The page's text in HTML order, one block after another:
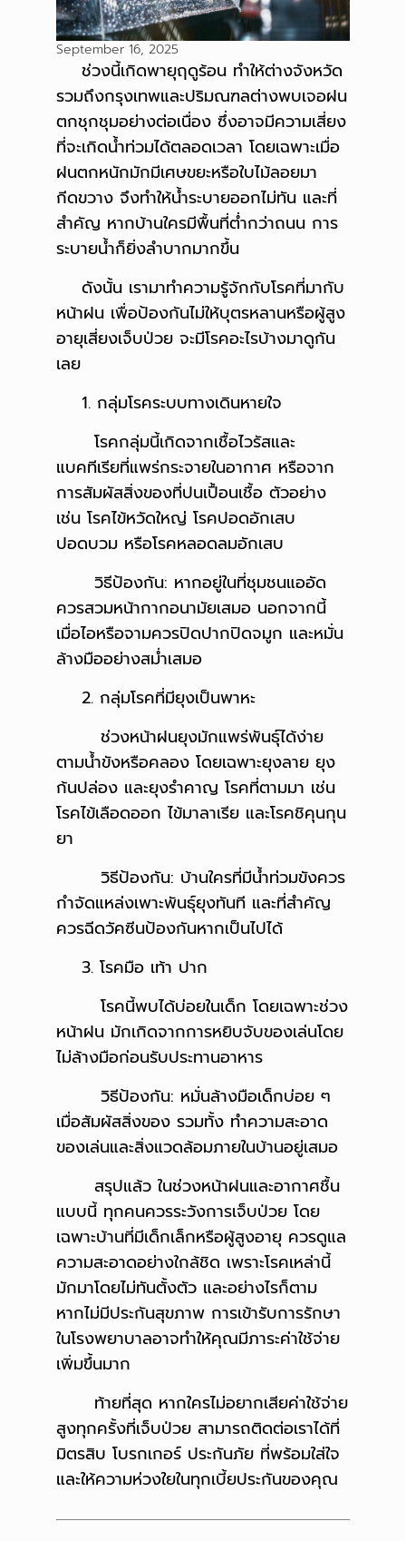
September 16, 2025
ช่วงนี้เกิดพายุฤดูร้อน ทำให้ต่างจังหวัด
รวมถึงกรุงเทพและปริมณฑลต่างพบเจอฝน
ตกชุกชุมอย่างต่อเนื่อง ซึ่งอาจมีความเสี่ยง
ที่จะเกิดน้ำท่วมได้ตลอดเวลา โดยเฉพาะเมื่อ
ฝนตกหนักมักมีเศษขยะหรือใบไม้ลอยมา
กีดขวาง จึงทำให้น้ำระบายออกไม่ทัน และที่
สำคัญ หากบ้านใครมีพื้นที่ต่ำกว่าถนน การ
ระบายน้ำก็ยิ่งลำบากมากขึ้น
ดังนั้น เรามาทำความรู้จักกับโรคที่มากับ
หน้าฝน เพื่อป้องกันไม่ให้บุตรหลานหรือผู้สูง
อายุเสี่ยงเจ็บป่วย จะมีโรคอะไรบ้างมาดูกัน
เลย
1. กลุ่มโรคระบบทางเดินหายใจ
โรคกลุ่มนี้เกิดจากเชื้อไวรัสและ
แบคทีเรียที่แพร่กระจายในอากาศ หรือจาก
การสัมผัสสิ่งของที่ปนเปื้อนเชื้อ ตัวอย่าง
เช่น โรคไข้หวัดใหญ่ โรคปอดอักเสบ
ปอดบวม หรือโรคหลอดลมอักเสบ
วิธีป้องกัน: หากอยู่ในที่ชุมชนแออัด
ควรสวมหน้ากากอนามัยเสมอ นอกจากนี้
เมื่อไอหรือจามควรปิดปากปิดจมูก และหมั่น
ล้างมืออย่างสม่ำเสมอ
2. กลุ่มโรคที่มียุงเป็นพาหะ
ช่วงหน้าฝนยุงมักแพร่พันธุ์ได้ง่าย
ตามน้ำขังหรือคลอง โดยเฉพาะยุงลาย ยุง
ก้นปล่อง และยุงรำคาญ โรคที่ตามมา เช่น
โรคไข้เลือดออก ไข้มาลาเรีย และโรคชิคุนกุน
ยา
วิธีป้องกัน: บ้านใครที่มีน้ำท่วมขังควร
กำจัดแหล่งเพาะพันธุ์ยุงทันที และที่สำคัญ
ควรฉีดวัคซีนป้องกันหากเป็นไปได้
3. โรคมือ เท้า ปาก
โรคนี้พบได้บ่อยในเด็ก โดยเฉพาะช่วง
หน้าฝน มักเกิดจากการหยิบจับของเล่นโดย
ไม่ล้างมือก่อนรับประทานอาหาร
วิธีป้องกัน: หมั่นล้างมือเด็กบ่อย ๆ
เมื่อสัมผัสสิ่งของ รวมทั้ง ทำความสะอาด
ของเล่นและสิ่งแวดล้อมภายในบ้านอยู่เสมอ
สรุปแล้ว ในช่วงหน้าฝนและอากาศชื้น
แบบนี้ ทุกคนควรระวังการเจ็บป่วย โดย
เฉพาะบ้านที่มีเด็กเล็กหรือผู้สูงอายุ ควรดูแล
ความสะอาดอย่างใกล้ชิด เพราะโรคเหล่านี้
มักมาโดยไม่ทันตั้งตัว และอย่างไรก็ตาม
หากไม่มีประกันสุขภาพ การเข้ารับการรักษา
ในโรงพยาบาลอาจทำให้คุณมีภาระค่าใช้จ่าย
เพิ่มขึ้นมาก
ท้ายที่สุด หากใครไม่อยากเสียค่าใช้จ่าย
สูงทุกครั้งที่เจ็บป่วย สามารถติดต่อเราได้ที่
มิตรสิบ โบรกเกอร์ ประกันภัย ที่พร้อมใส่ใจ
และให้ความห่วงใยในทุกเบี้ยประกันของคุณ